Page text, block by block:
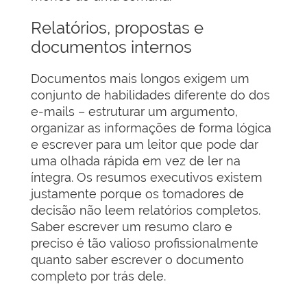
Relatórios, propostas e
documentos internos
Documentos mais longos exigem um
conjunto de habilidades diferente do dos
e-mails – estruturar um argumento,
organizar as informações de forma lógica
e escrever para um leitor que pode dar
uma olhada rápida em vez de ler na
íntegra. Os resumos executivos existem
justamente porque os tomadores de
decisão não leem relatórios completos.
Saber escrever um resumo claro e
preciso é tão valioso profissionalmente
quanto saber escrever o documento
completo por trás dele.